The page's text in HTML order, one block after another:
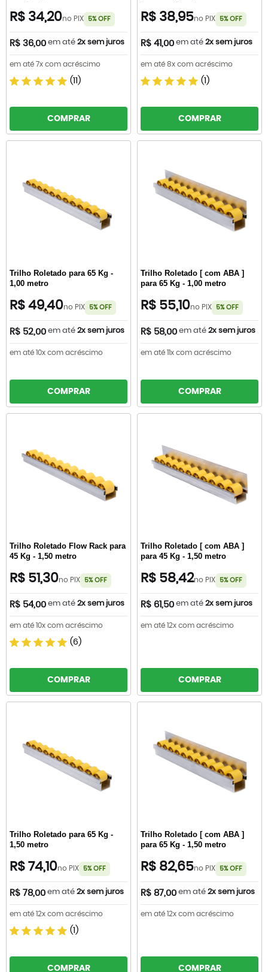
R$ 34,20no PIX 5% OFF
R$ 36,00 em até 2x sem juros
em até 7x com acréscimo
(11)
COMPRAR
R$ 38,95no PIX 5% OFF
R$ 41,00 em até 2x sem juros
em até 8x com acréscimo
(1)
COMPRAR
Trilho Roletado para 65 Kg -
1,00 metro
R$ 49,40no PIX 5% OFF
R$ 52,00 em até 2x sem juros
em até 10x com acréscimo
COMPRAR
Trilho Roletado [ com ABA ]
para 65 Kg - 1,00 metro
R$ 55,10no PIX 5% OFF
R$ 58,00 em até 2x sem juros
em até 11x com acréscimo
COMPRAR
Trilho Roletado Flow Rack para
45 Kg - 1,50 metro
R$ 51,30no PIX 5% OFF
R$ 54,00 em até 2x sem juros
em até 10x com acréscimo
(6)
COMPRAR
Trilho Roletado [ com ABA ]
para 45 Kg - 1,50 metro
R$ 58,42no PIX 5% OFF
R$ 61,50 em até 2x sem juros
em até 12x com acréscimo
COMPRAR
Trilho Roletado para 65 Kg -
1,50 metro
R$ 74,10no PIX 5% OFF
R$ 78,00 em até 2x sem juros
em até 12x com acréscimo
(1)
COMPRAR
Trilho Roletado [ com ABA ]
para 65 Kg - 1,50 metro
R$ 82,65no PIX 5% OFF
R$ 87,00 em até 2x sem juros
em até 12x com acréscimo
COMPRAR